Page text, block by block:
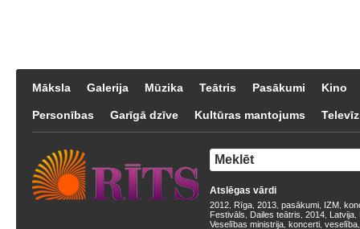
Māksla Galerija Mūzika Teātris Pasākumi Kino
Personības Garīgā dzīve Kultūras mantojums
Atslēgas vārdi
2012 Rīga 2013 pasākumi IZM
Festivāls
Dailes teātris 2014 Latvija
Veselības ministrija koncerti veselība